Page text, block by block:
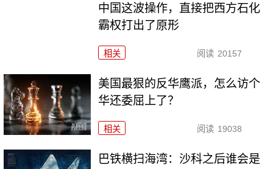
中国这波操作，直接把西方石化
霸权打出了原形
相关 阅读 20157
美国最狠的反华鹰派，怎么访个
华还委屈上了？
相关 阅读 19038
巴铁横扫海湾：沙科之后谁会是